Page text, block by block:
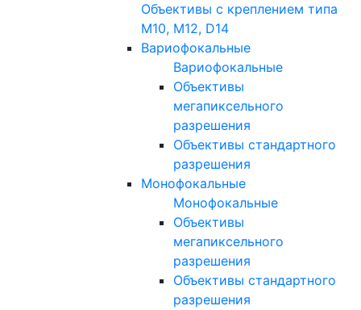
Объективы с креплением типа
M10, M12, D14
Вариофокальные
Вариофокальные
Объективы
мегапиксельного
разрешения
Объективы стандартного
разрешения
Монофокальные
Монофокальные
Объективы
мегапиксельного
разрешения
Объективы стандартного
разрешения